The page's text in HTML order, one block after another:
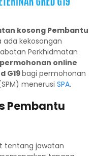
kosong Pembantu
ada kekosongan
Perkhidmatan
permohonan online
G19bagi permohonan
menerusi SPA.
Pembantu
tentang jawatan